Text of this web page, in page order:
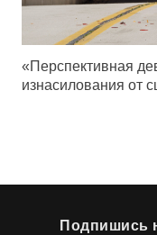
«Перспективная
изнасилования от
Подпишись